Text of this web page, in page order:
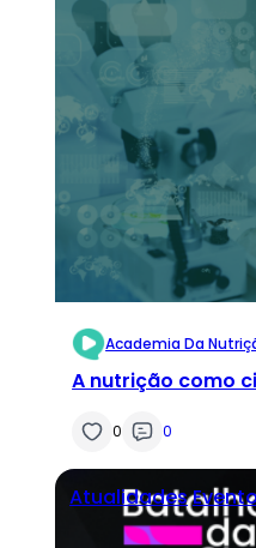
Academia Da
A nutrição como
0 0
Atualidades